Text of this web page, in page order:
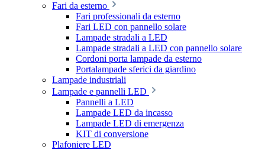
Fari da esterno
Fari professionali da esterno
Fari LED con pannello solare
Lampade stradali a LED
Lampade stradali a LED con pannello solare
Cordoni porta lampade da esterno
Portalampade sferici da giardino
Lampade industriali
Lampade e pannelli LED
Pannelli a LED
Lampade LED da incasso
Lampade LED di emergenza
KIT di conversione
Plafoniere LED